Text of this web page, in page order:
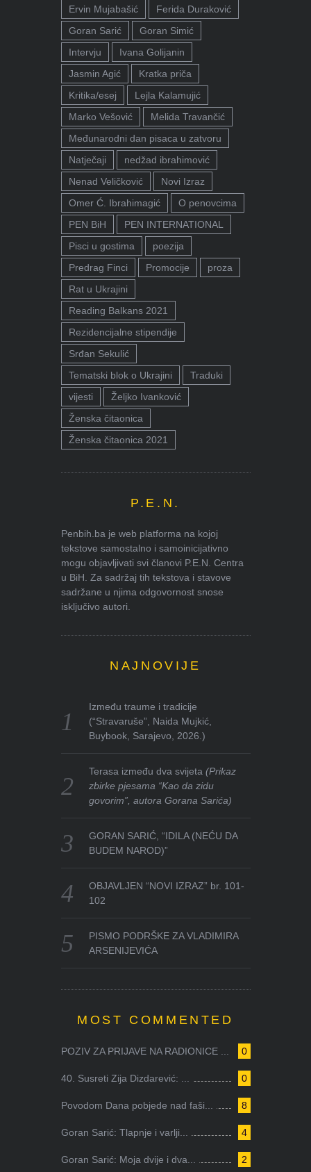
Ervin Mujabašić
Ferida Duraković
Goran Sarić
Goran Simić
Intervju
Ivana Golijanin
Jasmin Agić
Kratka priča
Kritika/esej
Lejla Kalamujić
Marko Vešović
Melida Travančić
Međunarodni dan pisaca u zatvoru
Natječaji
nedžad ibrahimović
Nenad Veličković
Novi Izraz
Omer Ć. Ibrahimagić
O penovcima
PEN BiH
PEN INTERNATIONAL
Pisci u gostima
poezija
Predrag Finci
Promocije
proza
Rat u Ukrajini
Reading Balkans 2021
Rezidencijalne stipendije
Srđan Sekulić
Tematski blok o Ukrajini
Traduki
vijesti
Željko Ivanković
Ženska čitaonica
Ženska čitaonica 2021
P.E.N.
Penbih.ba je web platforma na kojoj
tekstove samostalno i samoinicijativno
mogu objavljivati svi članovi P.E.N. Centra
u BiH. Za sadržaj tih tekstova i stavove
sadržane u njima odgovornost snose
isključivo autori.
NAJNOVIJE
Između traume i tradicije
(“Stravaruše”, Naida Mujkić,
Buybook, Sarajevo, 2026.)
Terasa između dva svijeta(Prikaz
zbirke pjesama “Kao da zidu
govorim”, autora Gorana Sarića)
GORAN SARIĆ, “IDILA (NEĆU DA
BUDEM NAROD)”
OBJAVLJEN “NOVI IZRAZ” br. 101-
102
PISMO PODRŠKE ZA VLADIMIRA
ARSENIJEVIĆA
MOST COMMENTED
0
POZIV ZA PRIJAVE NA RADIONICE ...
0
40. Susreti Zija Dizdarević: ...
8
Povodom Dana pobjede nad faši...
4
Goran Sarić: Tlapnje i varlji...
2
Goran Sarić: Moja dvije i dva...